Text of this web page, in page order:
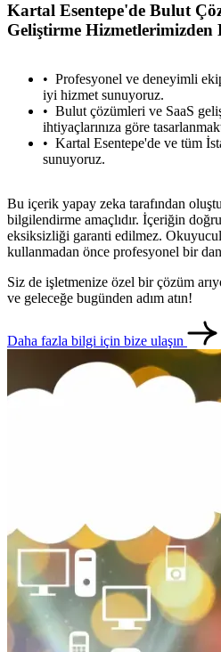
İletişim
Kartal Esentepe'de Bulut
Geliştirme Hizmetlerimizden
Profesyonel ve deneyimli
iyi hizmet sunuyoruz.
Bulut çözümleri ve SaaS
ihtiyaçlarınıza göre
Kartal Esentepe'de ve tüm
sunuyoruz.
Bu içerik yapay zeka tarafından
bilgilendirme amaçlıdır. İçeriğin
eksiksizliği garanti edilmez.
kullanmadan önce profesyonel bir
Siz de işletmenize özel bir çözüm
ve geleceğe bugünden adım atın!
Daha fazla bilgi için bize ulaşın